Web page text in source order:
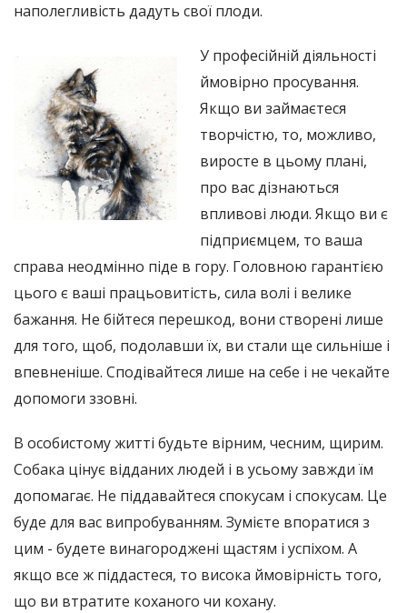
наполегливість дадуть свої плоди.
У професійній діяльності
ймовірно просування.
Якщо ви займаєтеся
творчістю, то, можливо,
виросте в цьому плані,
про вас дізнаються
впливові люди. Якщо ви є
підприємцем, то ваша
справа неодмінно піде в гору. Головною гарантією
цього є ваші працьовитість, сила волі і велике
бажання. Не бійтеся перешкод, вони створені лише
для того, щоб, подолавши їх, ви стали ще сильніше і
впевненіше. Сподівайтеся лише на себе і не чекайте
допомоги ззовні.
В особистому житті будьте вірним, чесним, щирим.
Собака цінує відданих людей і в усьому завжди їм
допомагає. Не піддавайтеся спокусам і спокусам. Це
буде для вас випробуванням. Зумієте впоратися з
цим - будете винагороджені щастям і успіхом. А
якщо все ж піддастеся, то висока ймовірність того,
що ви втратите коханого чи кохану.